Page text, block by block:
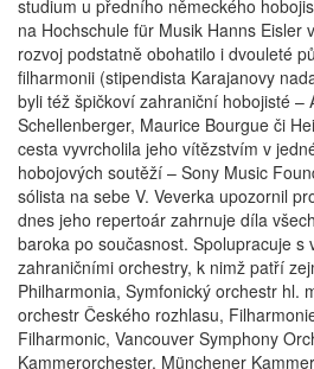
studium u předního německého
na Hochschule für Musik Hanns Eisler
rozvoj podstatně obohatilo i dvouleté
filharmonii (stipendista Karajanovy
byli též špičkoví zahraniční hobojisté –
Schellenberger, Maurice Bourgue či
cesta vyvrcholila jeho vítězstvím v
hobojových soutěží – Sony Music
sólista na sebe V. Veverka upozornil
dnes jeho repertoár zahrnuje díla
baroka po současnost. Spolupracuje s
zahraničními orchestry, k nimž patří
Philharmonia, Symfonický orchestr hl.
orchestr Českého rozhlasu,
Filharmonic, Vancouver Symphony
Kammerorchester, Münchener